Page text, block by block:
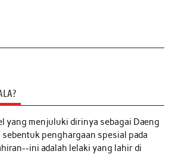
yang menjuluki dirinya sebagai Daeng
penghargaan spesial pada
ini adalah lelaki yang lahir di